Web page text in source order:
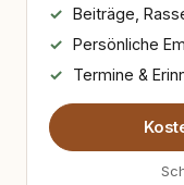
Beiträge,
Persönliche
Termine &